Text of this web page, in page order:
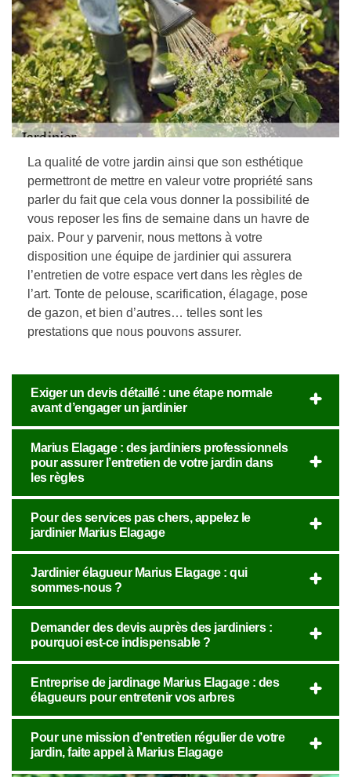
La qualité de votre jardin ainsi que son esthétique
permettront de mettre en valeur votre propriété sans
parler du fait que cela vous donner la possibilité de
vous reposer les fins de semaine dans un havre de
paix. Pour y parvenir, nous mettons à votre
disposition une équipe de jardinier qui assurera
l’entretien de votre espace vert dans les règles de
l’art. Tonte de pelouse, scarification, élagage, pose
de gazon, et bien d’autres… telles sont les
prestations que nous pouvons assurer.
Exiger un devis détaillé : une étape normale
avant d’engager un jardinier
Marius Elagage : des jardiniers professionnels
pour assurer l’entretien de votre jardin dans
les règles
Pour des services pas chers, appelez le
jardinier Marius Elagage
Jardinier élagueur Marius Elagage : qui
sommes-nous ?
Demander des devis auprès des jardiniers :
pourquoi est-ce indispensable ?
Entreprise de jardinage Marius Elagage : des
élagueurs pour entretenir vos arbres
Pour une mission d’entretien régulier de votre
jardin, faite appel à Marius Elagage